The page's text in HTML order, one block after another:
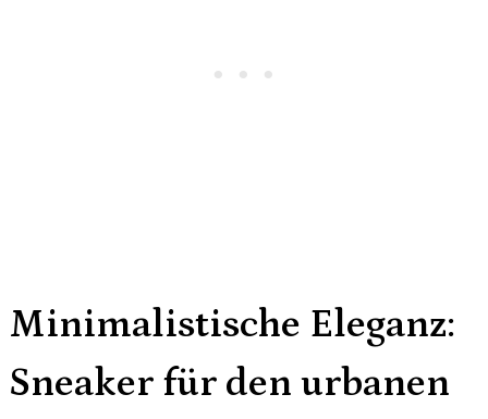
Minimalistische Eleganz:
Sneaker für den urbanen